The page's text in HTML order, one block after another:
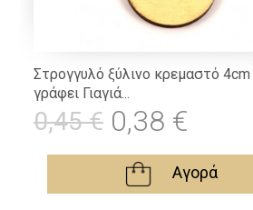
Στρογγυλό ξύλινο κρεμαστό
γράφει Γιαγιά...
0,45 € 0,38 €
Αγορά